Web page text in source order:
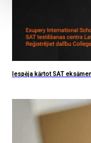
Iespēja kārtot SAT